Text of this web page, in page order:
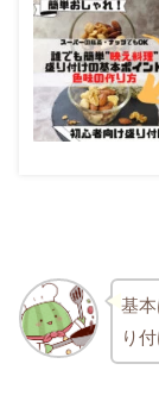
基
り